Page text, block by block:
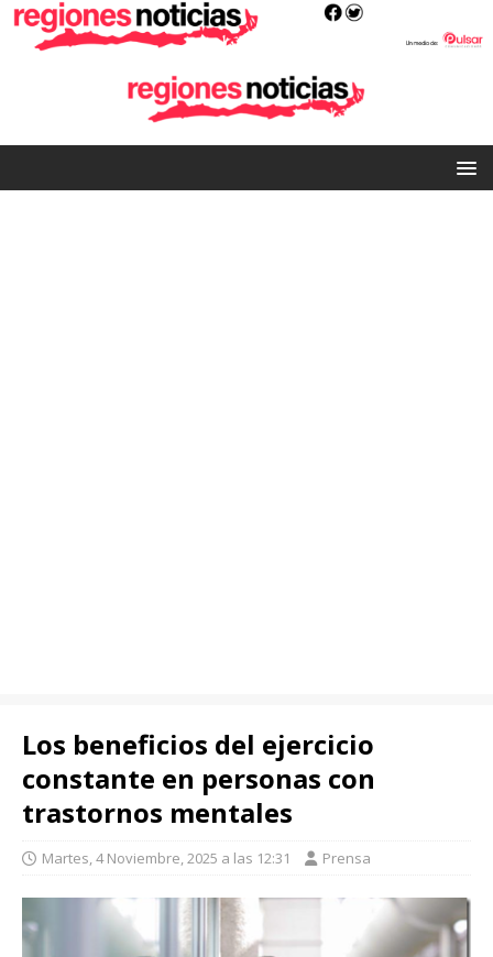
Los beneficios del ejercicio
constante en personas con
trastornos mentales
Martes, 4 Noviembre, 2025 a las 12:31 Prensa